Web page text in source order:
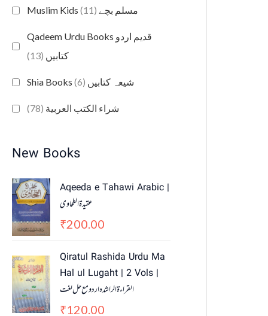
Muslim Kids مسلم بچے (11)
Qadeem Urdu Books قدیم اردو
کتابیں (13)
Shia Books شیعہ کتابیں (6)
شراء الكتب العربية (78)
New Books
Aqeeda e Tahawi Arabic |
عقیدة الطحاوی
₹200.00
Qiratul Rashida Urdu Ma
Hal ul Lugaht | 2 Vols |
القراءة الراشدہ اردو مع حل لغت
₹120.00